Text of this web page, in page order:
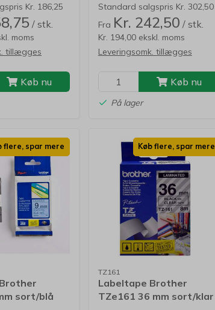
Kr. 186,25
/ stk.
moms
tillægges
Køb nu
Standard salgspris Kr. 302,50
Fra Kr. 242,50 / stk.
Kr. 194,00 ekskl. moms
Leveringsomk. tillægges
Køb nu
På lager
flere, spar mere
sort/blå
Køb flere, spar mere
TZ161
Labeltape Brother
TZe161 36 mm sort/klar